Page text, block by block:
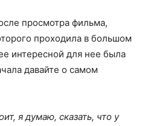
просмотра фильма,
проходила в большом
интересной для нее была
давайте о самом
я думаю, сказать, что у